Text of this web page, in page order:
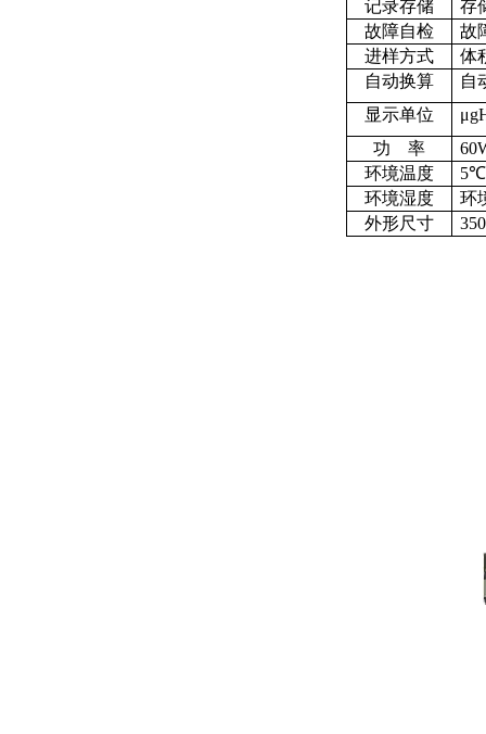
记录存储
存
故障自检
故
进样方式
体
自动换算
自
显示单位
功 率
环境温度
环境湿度
环
外形尺寸